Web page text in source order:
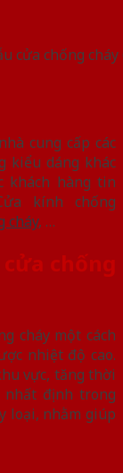
cung cấp các
kiểu dáng khác
khách hàng tin
kính chống
cháy, …
chống
cháy một cách
nhiệt độ cao.
vực, tăng thời
định trong
loại, nhằm giúp